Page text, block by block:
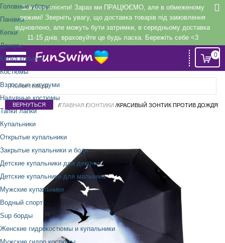
Шановні клієнти! Зараз ми ПРАЦЮЄМО, але в обмеженому
режимі! Зверніть увагу, що доставка товарів під замовлення
відновлено, але можуть бути затримки, в середньому доставка
11-15 днів, враховуйте це будь ласка. Бережіть себе <3
0
Головные уборы
Панамы
Кепки
Докеры
Кепка козырек
Костюмы
Взрослые кигуруми
Надувные костюмы
Тапки лапки
Купальники
Открытые купальники
Закрытые купальники и боди
Детские купальники для девочки
Детские купальники для мальчика
Мужские купальники
Водный спорт
Sup борды
Женские гидрокостюмы и купальники
/ГЛАВНАЯ /ЗОНТИКИ /КРАСИВЫЙ ЗОНТИК ПРОТИВ ДОЖДЯ